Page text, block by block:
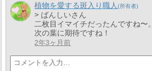
植物を愛する斑入り職人
> ばんしいさん
二枚目イマイチだったんですね〜。
次の葉に期待ですね！
2年3ヶ月前